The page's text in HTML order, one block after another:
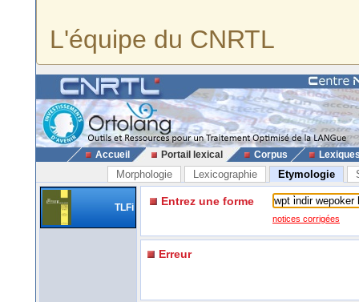
L'équipe du CNRTL
Accueil Portail lexical Corpus
Morphologie Lexicographie Etymologie
TLFi Entrez une forme
notices corrigées
Erreur